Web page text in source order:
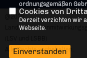
@2026
Alle Rechte vorbehalten.
ordnungsgemäßen
Cookies von
Derzeit verzichten wir
Webseite.
Einverstanden